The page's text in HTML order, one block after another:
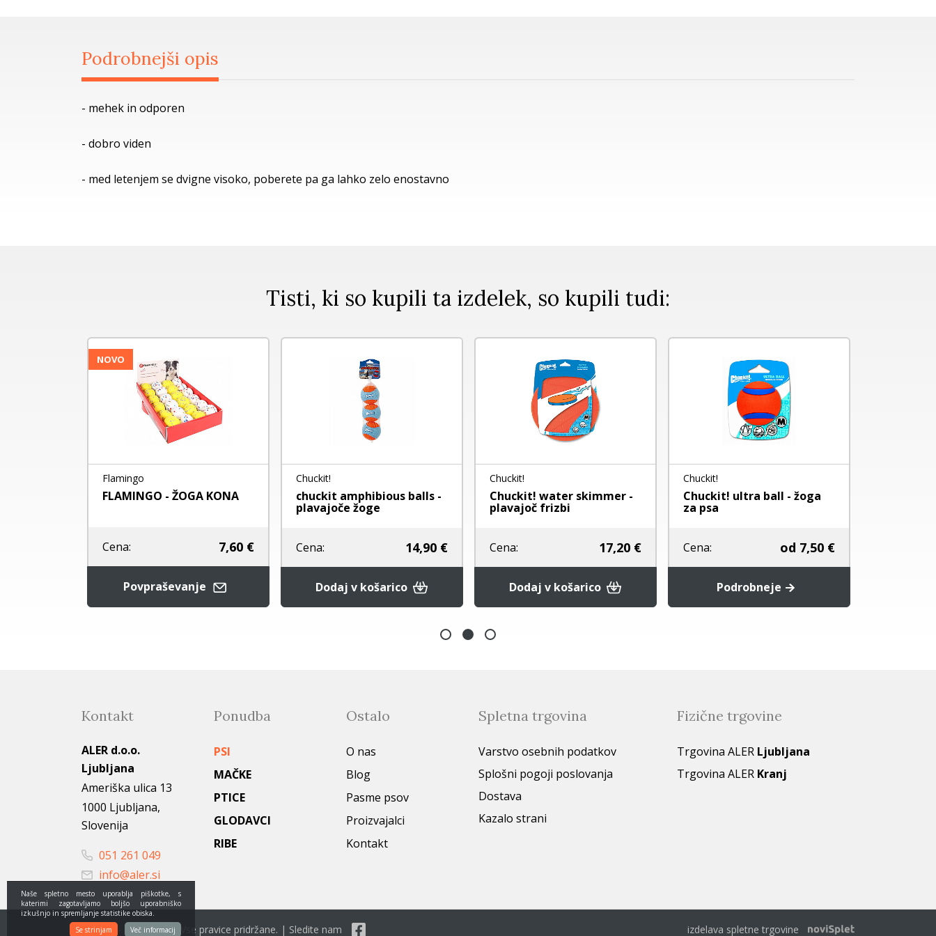
Podrobnejši opis
- mehek in odporen
- dobro viden
- med letenjem se dvigne visoko, poberete pa ga lahko zelo enostavno
Tisti, ki so kupili ta izdelek, so kupili tudi:
NOVO
Flamingo
FLAMINGO - ŽOGA KONA
Cena: 7,60 €
Povpraševanje
Chuckit!
chuckit amphibious balls -
plavajoče žoge
Cena: 14,90 €
Dodaj v košarico
Chuckit!
Chuckit! water skimmer -
plavajoč frizbi
Cena: 17,20 €
Dodaj v košarico
Chuckit!
Chuckit! ultra ball - žoga
za psa
Cena: od 7,50 €
Podrobneje
Kontakt
ALER d.o.o.
Ljubljana
Ameriška ulica 13
1000 Ljubljana,
Slovenija
051 261 049
info@aler.si
Ponudba
PSI
MAČKE
PTICE
GLODAVCI
RIBE
Ostalo
O nas
Blog
Pasme psov
Proizvajalci
Kontakt
Spletna trgovina
Varstvo osebnih podatkov
Splošni pogoji poslovanja
Dostava
Kazalo strani
Fizične trgovine
Trgovina ALER Ljubljana
Trgovina ALER Kranj
© 2022 - 2026 Aler.si. Vse pravice pridržane. | Sledite nam izdelava spletne trgovine
Naše spletno mesto uporablja piškotke, s
katerimi zagotavljamo boljšo uporabniško
izkušnjo in spremljanje statistike obiska.
Se strinjam
Več informacij